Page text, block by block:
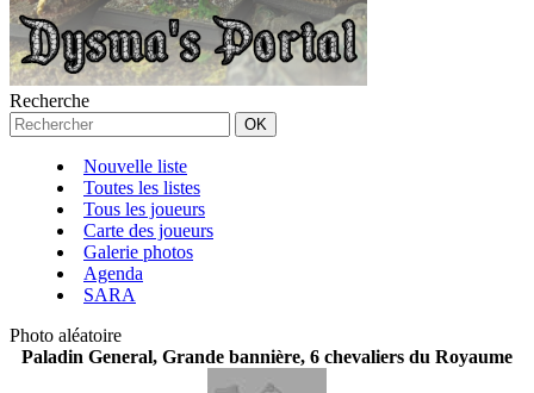
Recherche
Nouvelle liste
Toutes les listes
Tous les joueurs
Carte des joueurs
Galerie photos
Agenda
SARA
Photo aléatoire
Paladin General, Grande bannière, 6 chevaliers du Royaume